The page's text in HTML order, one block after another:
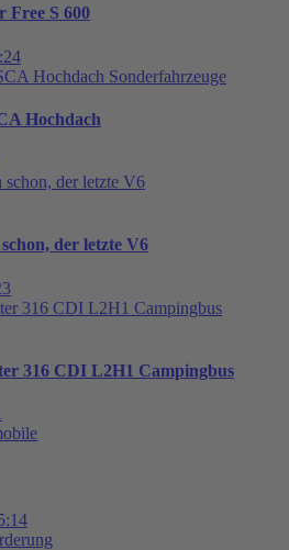
Free S 600
Sonderfahrzeuge
Hochdach
der letzte V6
316 CDI L2H1 Campingbus